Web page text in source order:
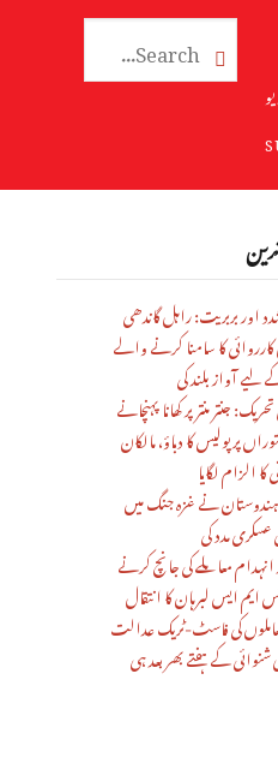

اور بربریت: راہل گاندھی
کا سامنا کرنے والے
لیے آواز بلند کی
جنتر منتر پر کھانا پہنچانے
پر پولیس کا دباؤ، مالکان
الزام لگایا
نے غزہ جنگ میں
مدد کی
معاملے کی جانچ کرنے
ایس لبرہان کا انتقال
کی فاسٹ-ٹریک عدالت
شنوائی کے ہفتے بھر بعد ہی